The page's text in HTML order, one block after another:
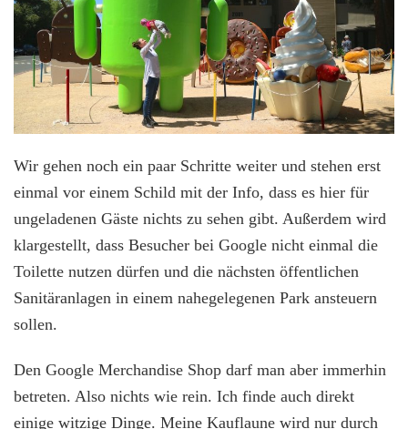
Wir gehen noch ein paar Schritte weiter und stehen erst
einmal vor einem Schild mit der Info, dass es hier für
ungeladenen Gäste nichts zu sehen gibt. Außerdem wird
klargestellt, dass Besucher bei Google nicht einmal die
Toilette nutzen dürfen und die nächsten öffentlichen
Sanitäranlagen in einem nahegelegenen Park ansteuern
sollen.
Den Google Merchandise Shop darf man aber immerhin
betreten. Also nichts wie rein. Ich finde auch direkt
einige witzige Dinge. Meine Kauflaune wird nur durch